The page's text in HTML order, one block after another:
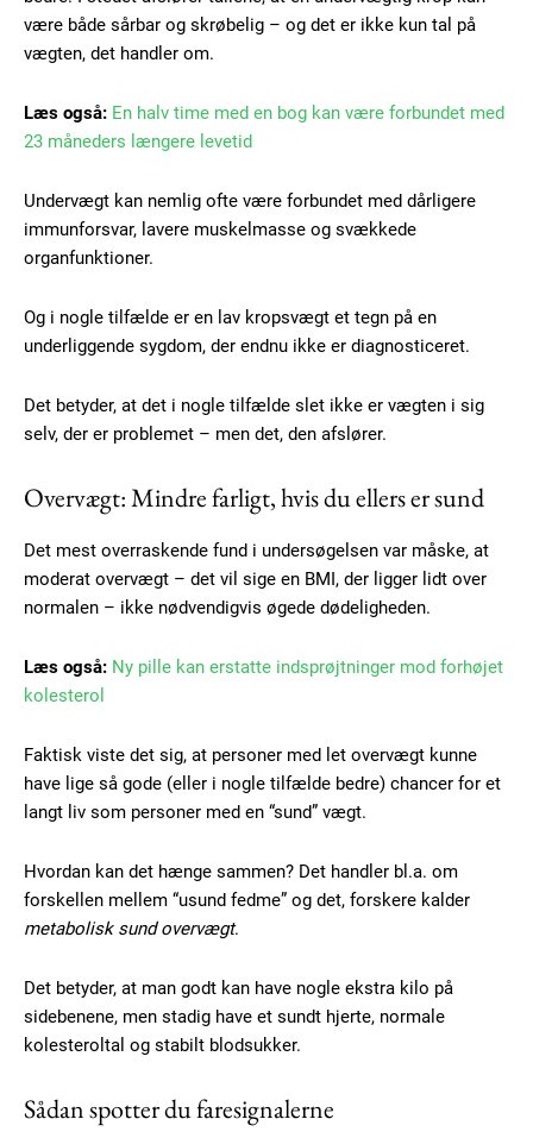
Subscription Plans
Gratis / forever
Etiam est nibh, lobortis sit
Praesent euismod ac
Nullam eu erat condimentum
Donec quis est ac felis
Orci varius natoque dolor
være både sårbar og skrøbelig – og det er ikke kun tal på
vægten, det handler om.
Læs også: En halv time med en bog kan være forbundet med
23 måneders længere levetid
Undervægt kan nemlig ofte være forbundet med dårligere
immunforsvar, lavere muskelmasse og svækkede
organfunktioner.
Og i nogle tilfælde er en lav kropsvægt et tegn på en
underliggende sygdom, der endnu ikke er diagnosticeret.
Det betyder, at det i nogle tilfælde slet ikke er vægten i sig
selv, der er problemet – men det, den afslører.
Overvægt: Mindre farligt, hvis du ellers er sund
Det mest overraskende fund i undersøgelsen var måske, at
moderat overvægt – det vil sige en BMI, der ligger lidt over
normalen – ikke nødvendigvis øgede dødeligheden.
Læs også: Ny pille kan erstatte indsprøjtninger mod forhøjet
kolesterol
Faktisk viste det sig, at personer med let overvægt kunne
have lige så gode (eller i nogle tilfælde bedre) chancer for et
langt liv som personer med en “sund” vægt.
Hvordan kan det hænge sammen? Det handler bl.a. om
forskellen mellem “usund fedme” og det, forskere kalder
metabolisk sund overvægt.
Det betyder, at man godt kan have nogle ekstra kilo på
sidebenene, men stadig have et sundt hjerte, normale
kolesteroltal og stabilt blodsukker.
Sådan spotter du faresignalerne